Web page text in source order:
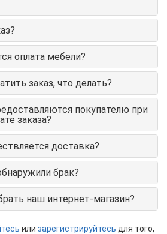
оплата мебели?
заказ, что делать?
покупателю при
заказа?
доставка?
брак?
наш интернет-магазин?
или зарегистрируйтесь для того,